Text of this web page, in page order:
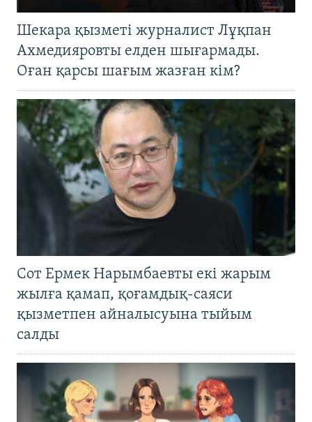
Шекара қызметі журналист Лұқпан
Ахмедияровты елден шығармады.
Оған қарсы шағым жазған кім?
Сот Ермек Нарымбаевты екі жарым
жылға қамап, қоғамдық-саяси
қызметпен айналысуына тыйым
салды